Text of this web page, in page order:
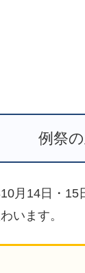
例祭
月14日・
います。